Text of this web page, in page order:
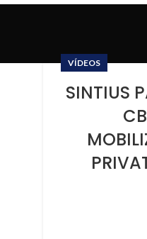
VÍDEOS
SINTIUS